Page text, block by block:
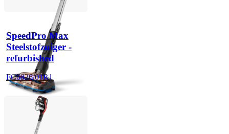
SpeedPro Max
Steelstofzuiger -
refurbished
FC6826/01R1